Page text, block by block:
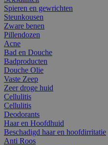
Spieren en gewrichten
Steunkousen
Zware benen
Pillendozen
Acne
Bad en Douche
Badproducten
Douche Olie
Vaste Zeep
Zeer droge huid
Cellulitis
Cellulitis
Deodorants
Haar en Hoofdhuid
Beschadigd haar en hoofdirritatie
Anti Roos